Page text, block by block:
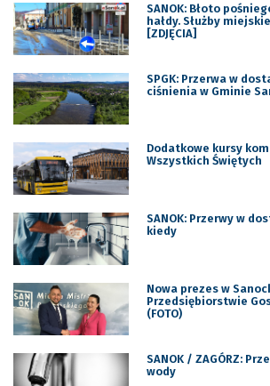
SANOK: Błoto
hałdy. Służby
[ZDJĘCIA]
SPGK: Przerwa w
ciśnienia w Gminie
Dodatkowe kursy
Wszystkich Świętych
SANOK: Przerwy w
kiedy
Nowa prezes w
Przedsiębiorstwie
(FOTO)
SANOK / ZAGÓRZ:
wody